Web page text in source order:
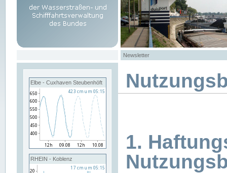
Newsletter
Elbe - Cuxhaven Steubenhöft
RHEIN - Koblenz
1.